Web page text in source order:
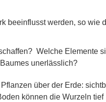
beeinflusst werden, so wie
Welche Elemente
unerlässlich?
über der Erde:
können die Wurzeln tief